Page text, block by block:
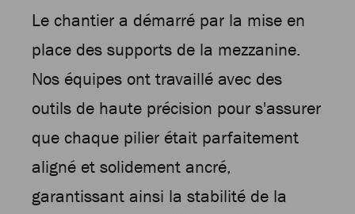
Le chantier a démarré par la mise en
place des supports de la mezzanine.
Nos équipes ont travaillé avec des
outils de haute précision pour s'assurer
que chaque pilier était parfaitement
aligné et solidement ancré,
garantissant ainsi la stabilité de la